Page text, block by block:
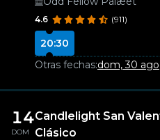
4.6 (911)
20:30
Otras fechas:dom, 30 ago
14
DOM
Candlelight San
Clásico